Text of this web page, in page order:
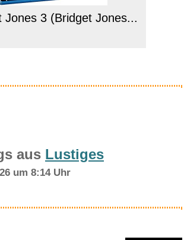
Jones 3 (Bridget Jones...
aus Lustiges
um 8:14 Uhr